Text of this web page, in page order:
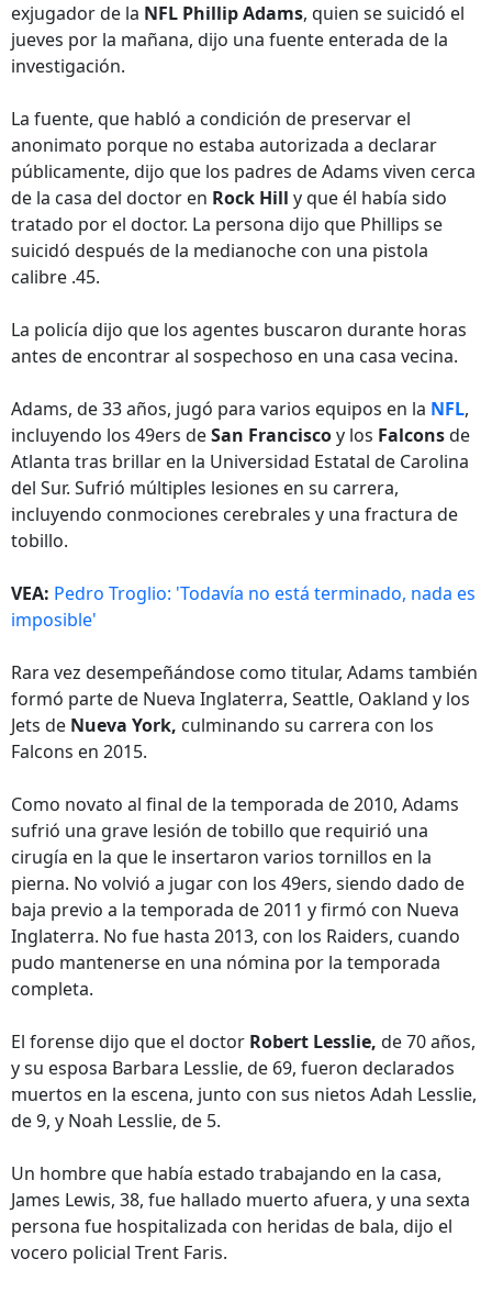
exjugador de la NFL Phillip Adams, quien se suicidó el
jueves por la mañana, dijo una fuente enterada de la
investigación.
La fuente, que habló a condición de preservar el
anonimato porque no estaba autorizada a declarar
públicamente, dijo que los padres de Adams viven cerca
de la casa del doctor en Rock Hill y que él había sido
tratado por el doctor. La persona dijo que Phillips se
suicidó después de la medianoche con una pistola
calibre .45.
La policía dijo que los agentes buscaron durante horas
antes de encontrar al sospechoso en una casa vecina.
Adams, de 33 años, jugó para varios equipos en la NFL,
incluyendo los 49ers deSan Franciscoy los Falconsde
Atlanta tras brillar en la Universidad Estatal de Carolina
del Sur. Sufrió múltiples lesiones en su carrera,
incluyendo conmociones cerebrales y una fractura de
tobillo.
VEA: Pedro Troglio: 'Todavía no está terminado, nada es
imposible'
Rara vez desempeñándose como titular, Adams también
formó parte de Nueva Inglaterra, Seattle, Oakland y los
Jets de Nueva York, culminando su carrera con los
Falcons en 2015.
Como novato al final de la temporada de 2010, Adams
sufrió una grave lesión de tobillo que requirió una
cirugía en la que le insertaron varios tornillos en la
pierna. No volvió a jugar con los 49ers, siendo dado de
baja previo a la temporada de 2011 y firmó con Nueva
Inglaterra. No fue hasta 2013, con los Raiders, cuando
pudo mantenerse en una nómina por la temporada
completa.
El forense dijo que el doctor Robert Lesslie, de 70 años,
y su esposa Barbara Lesslie, de 69, fueron declarados
muertos en la escena, junto con sus nietos Adah Lesslie,
de 9, y Noah Lesslie, de 5.
Un hombre que había estado trabajando en la casa,
James Lewis, 38, fue hallado muerto afuera, y una sexta
persona fue hospitalizada con heridas de bala, dijo el
vocero policial Trent Faris.